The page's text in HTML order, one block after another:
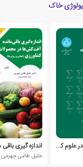
خاک
طرح های آزمایشی در علوم کشاورزی
خلیل طالبی جهرمی